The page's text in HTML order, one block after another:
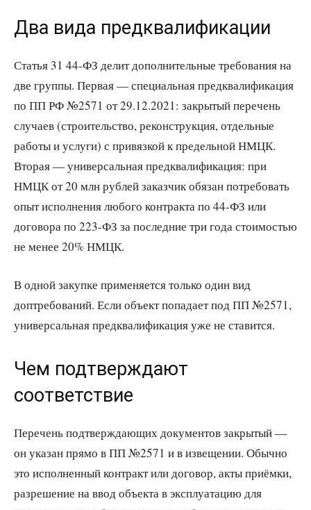
Два вида предквалификации
Статья 31 44-ФЗ делит дополнительные требования на
две группы. Первая — специальная предквалификация
по ПП РФ №2571 от 29.12.2021: закрытый перечень
случаев (строительство, реконструкция, отдельные
работы и услуги) с привязкой к предельной НМЦК.
Вторая — универсальная предквалификация: при
НМЦК от 20 млн рублей заказчик обязан потребовать
опыт исполнения любого контракта по 44-ФЗ или
договора по 223-ФЗ за последние три года стоимостью
не менее 20% НМЦК.
В одной закупке применяется только один вид
доптребований. Если объект попадает под ПП №2571,
универсальная предквалификация уже не ставится.
Чем подтверждают
соответствие
Перечень подтверждающих документов закрытый —
он указан прямо в ПП №2571 и в извещении. Обычно
это исполненный контракт или договор, акты приёмки,
разрешение на ввод объекта в эксплуатацию для